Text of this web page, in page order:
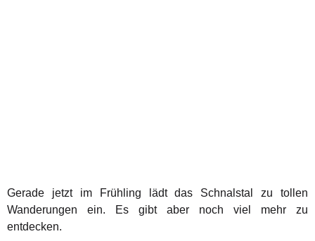
Gerade jetzt im Frühling lädt das Schnalstal zu tollen
Wanderungen ein. Es gibt aber noch viel mehr zu
entdecken.